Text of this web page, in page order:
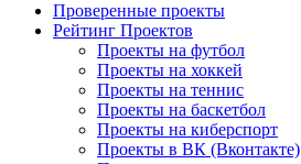
Проверенные проекты
Рейтинг Проектов
Проекты на футбол
Проекты на хоккей
Проекты на теннис
Проекты на баскетбол
Проекты на киберспорт
Проекты в ВК (Вконтакте)